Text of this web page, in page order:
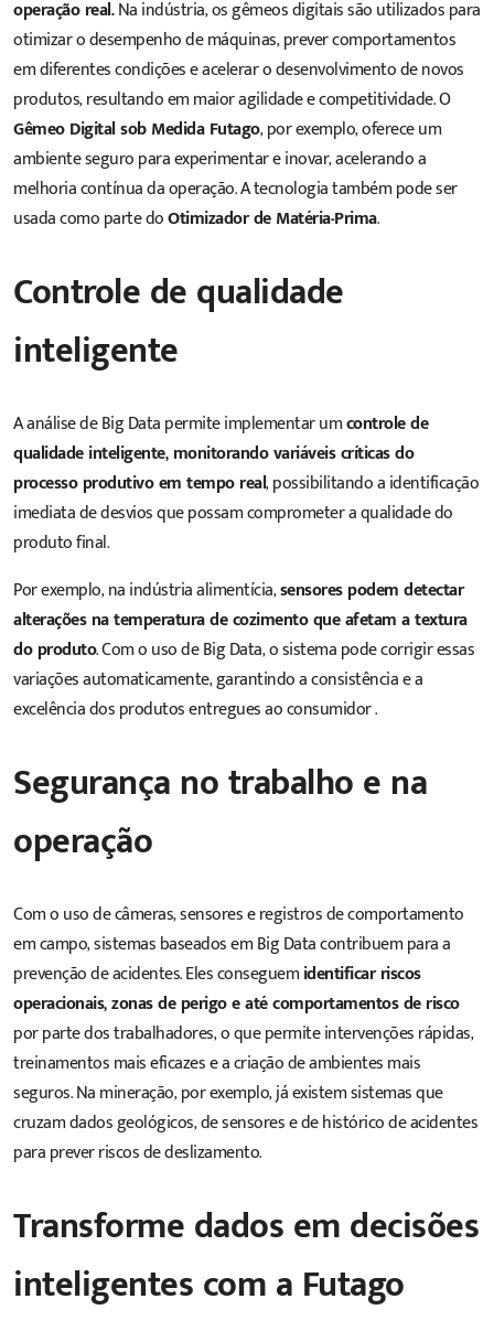
operação real.Na indústria, os gêmeos digitais são utilizados para
otimizar o desempenho de máquinas, prever comportamentos
em diferentes condições e acelerar o desenvolvimento de novos
produtos, resultando em maior agilidade e competitividade. O
Gêmeo Digital sob Medida Futago, por exemplo, oferece um
ambiente seguro para experimentar e inovar, acelerando a
melhoria contínua da operação. A tecnologia também pode ser
usada como parte doOtimizador de Matéria-Prima.
Controle de qualidade
inteligente
A análise de Big Data permite implementar umcontrole de
qualidade inteligente, monitorando variáveis críticas do
processo produtivo em tempo real, possibilitando a identificação
imediata de desvios que possam comprometer a qualidade do
produto final.
Por exemplo, na indústria alimentícia,sensores podem detectar
alterações na temperatura de cozimento que afetam a textura
do produto. Com o uso de Big Data, o sistema pode corrigir essas
variações automaticamente, garantindo a consistência e a
excelência dos produtos entregues ao consumidor .
Segurança no trabalho e na
operação
Com o uso de câmeras, sensores e registros de comportamento
em campo, sistemas baseados em Big Data contribuem para a
prevenção de acidentes. Eles conseguemidentificar riscos
operacionais, zonas de perigo e até comportamentos de risco
por parte dos trabalhadores, o que permite intervenções rápidas,
treinamentos mais eficazes e a criação de ambientes mais
seguros. Na mineração, por exemplo, já existem sistemas que
cruzam dados geológicos, de sensores e de histórico de acidentes
para prever riscos de deslizamento.
Transforme dados em decisões
inteligentes com a Futago